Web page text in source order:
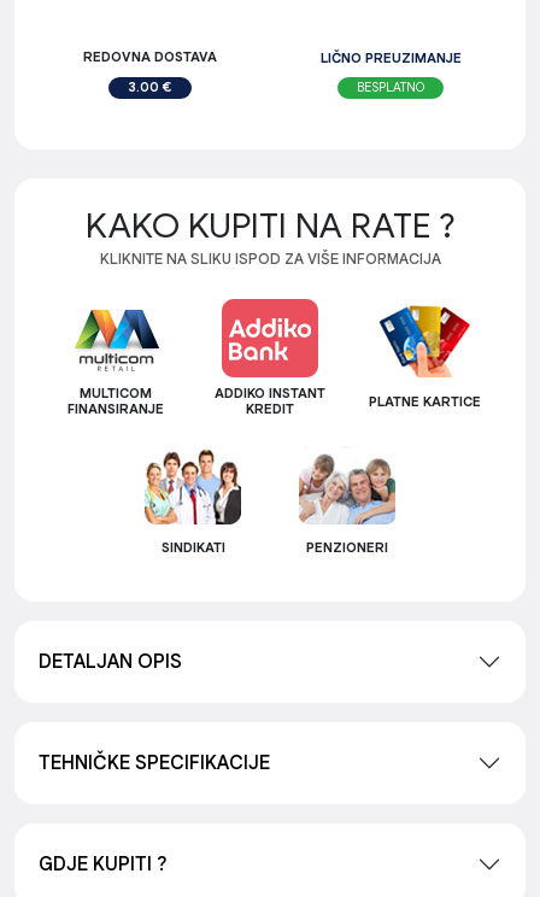
REDOVNA DOSTAVA
3.00 €
LIČNO PREUZIMANJE
BESPLATNO
KAKO KUPITI NA RATE ?
KLIKNITE NA SLIKU ISPOD ZA VIŠE INFORMACIJA
MULTICOM
FINANSIRANJE
ADDIKO INSTANT
KREDIT
PLATNE KARTICE
SINDIKATI PENZIONERI
DETALJAN OPIS
TEHNIČKE SPECIFIKACIJE
GDJE KUPITI ?